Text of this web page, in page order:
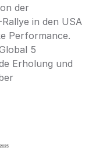
der
in den USA
Performance.
5
Erholung und